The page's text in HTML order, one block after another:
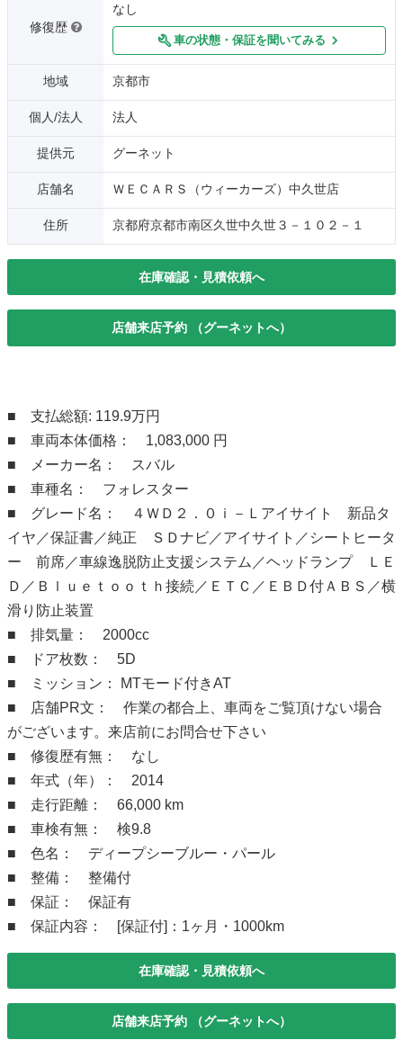
修復歴
なし
車の状態・保証を聞いてみる
地域 京都市
個人/法人 法人
提供元 グーネット
店舗名 ＷＥＣＡＲＳ（ウィーカーズ）中久世店
住所 京都府京都市南区久世中久世３－１０２－１
在庫確認・見積依頼へ
店舗来店予約 （グーネットへ）
■ 支払総額: 119.9万円
■ 車両本体価格： 1,083,000 円
■ メーカー名： スバル
■ 車種名： フォレスター
■ グレード名： ４ＷＤ２．０ｉ－Ｌアイサイト 新品タ
イヤ／保証書／純正 ＳＤナビ／アイサイト／シートヒータ
ー 前席／車線逸脱防止支援システム／ヘッドランプ ＬＥ
Ｄ／Ｂｌｕｅｔｏｏｔｈ接続／ＥＴＣ／ＥＢＤ付ＡＢＳ／横
滑り防止装置
■ 排気量： 2000cc
■ ドア枚数： 5D
■ ミッション： MTモード付きAT
■ 店舗PR文： 作業の都合上、車両をご覧頂けない場合
がございます。来店前にお問合せ下さい
■ 修復歴有無： なし
■ 年式（年）： 2014
■ 走行距離： 66,000 km
■ 車検有無： 検9.8
■ 色名： ディープシーブルー・パール
■ 整備： 整備付
■ 保証： 保証有
■ 保証内容： [保証付]：1ヶ月・1000km
在庫確認・見積依頼へ
店舗来店予約 （グーネットへ）